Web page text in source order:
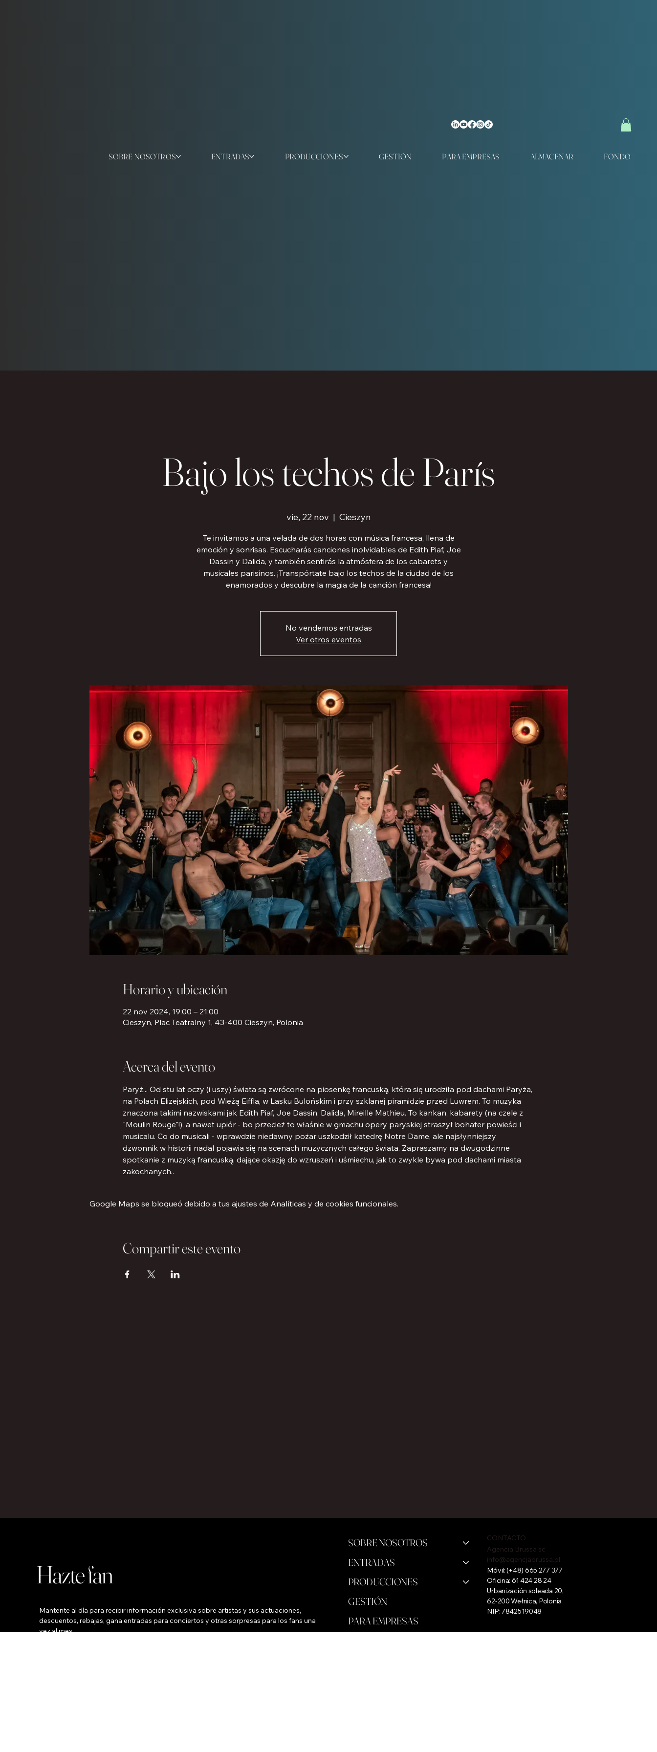
SOBRE NOSOTROS ENTRADAS PRODUCCIONES GESTIÓN PARA EMPRESAS ALMACENAR FONDO
Bajo los techos de París
vie, 22 nov
  |
Cieszyn
Te invitamos a una velada de dos horas con música francesa, llena de
emoción y sonrisas. Escucharás canciones inolvidables de Edith Piaf, Joe
Dassin y Dalida, y también sentirás la atmósfera de los cabarets y
musicales parisinos. ¡Transpórtate bajo los techos de la ciudad de los
enamorados y descubre la magia de la canción francesa!
No vendemos entradas
Ver otros eventos
Horario y ubicación
22 nov 2024, 19:00 – 21:00
Cieszyn, Plac Teatralny 1, 43-400 Cieszyn, Polonia
Acerca del evento
Paryż... Od stu lat oczy (i uszy) świata są zwrócone na piosenkę francuską, która się urodziła pod dachami Paryża,
na Polach Elizejskich, pod Wieżą Eiffla, w Lasku Bulońskim i przy szklanej piramidzie przed Luwrem. To muzyka
znaczona takimi nazwiskami jak Edith Piaf, Joe Dassin, Dalida, Mireille Mathieu. To kankan, kabarety (na czele z
"Moulin Rouge"!), a nawet upiór - bo przecież to właśnie w gmachu opery paryskiej straszył bohater powieści i
musicalu. Co do musicali - wprawdzie niedawny pożar uszkodził katedrę Notre Dame, ale najsłynniejszy
dzwonnik w historii nadal pojawia się na scenach muzycznych całego świata. Zapraszamy na dwugodzinne
spotkanie z muzyką francuską, dające okazję do wzruszeń i uśmiechu, jak to zwykle bywa pod dachami miasta
zakochanych..
Google Maps se bloqueó debido a tus ajustes de Analíticas y de cookies funcionales.
Compartir este evento
Hazte fan
Mantente al día para recibir información exclusiva sobre artistas y sus actuaciones,
descuentos, rebajas, gana entradas para conciertos y otras sorpresas para los fans una
vez al mes.
CONTACTO
Agencia Brussa sc
info@agencjabrussa.pl
Móvil:(+48) 665 277 377
Oficina: 61 424 28 24
Urbanización soleada 20,
62-200 Wełnica, Polonia
NIP: 7842519048
SOBRE NOSOTROS
ENTRADAS
PRODUCCIONES
GESTIÓN
PARA EMPRESAS